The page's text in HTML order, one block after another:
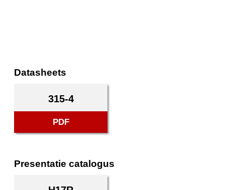
Datasheets
315-4
PDF
Presentatie catalogus